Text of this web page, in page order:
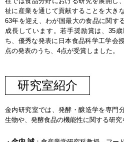
祉に産業を通じて貢献することを大き
63年を迎え、わが国最大の食品に関す
成長しています。若手奨励賞は、35
ち、優秀な発表に日本食品科学工学会
点の発表のうち、4点が受賞しました。
研究室紹介
金内研究室では、発酵・醸造学を専門
生物や、発酵食品の機能性に関する研究